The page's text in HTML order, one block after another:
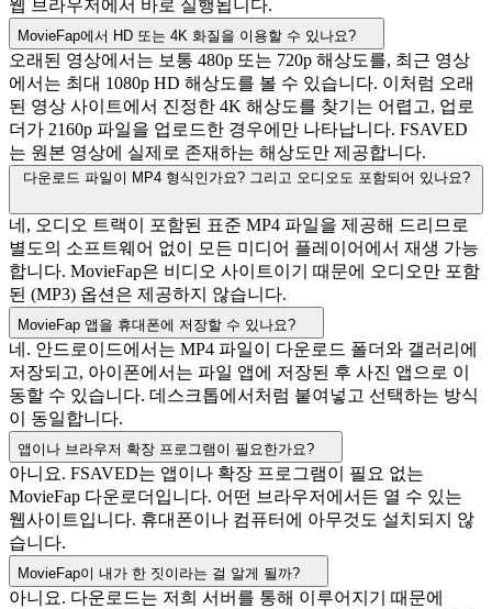
웹 브라우저에서 바로 실행됩니다.
MovieFap에서 HD 또는 4K 화질을 이용할 수 있나요?
오래된 영상에서는 보통 480p 또는 720p 해상도를, 최근 영상
에서는 최대 1080p HD 해상도를 볼 수 있습니다. 이처럼 오래
된 영상 사이트에서 진정한 4K 해상도를 찾기는 어렵고, 업로
더가 2160p 파일을 업로드한 경우에만 나타납니다. FSAVED
는 원본 영상에 실제로 존재하는 해상도만 제공합니다.
다운로드 파일이 MP4 형식인가요? 그리고 오디오도 포함되어 있나요?
네, 오디오 트랙이 포함된 표준 MP4 파일을 제공해 드리므로
별도의 소프트웨어 없이 모든 미디어 플레이어에서 재생 가능
합니다. MovieFap은 비디오 사이트이기 때문에 오디오만 포함
된 (MP3) 옵션은 제공하지 않습니다.
MovieFap 앱을 휴대폰에 저장할 수 있나요?
네. 안드로이드에서는 MP4 파일이 다운로드 폴더와 갤러리에
저장되고, 아이폰에서는 파일 앱에 저장된 후 사진 앱으로 이
동할 수 있습니다. 데스크톱에서처럼 붙여넣고 선택하는 방식
이 동일합니다.
앱이나 브라우저 확장 프로그램이 필요한가요?
아니요. FSAVED는 앱이나 확장 프로그램이 필요 없는
MovieFap 다운로더입니다. 어떤 브라우저에서든 열 수 있는
웹사이트입니다. 휴대폰이나 컴퓨터에 아무것도 설치되지 않
습니다.
MovieFap이 내가 한 짓이라는 걸 알게 될까?
아니요. 다운로드는 저희 서버를 통해 이루어지기 때문에